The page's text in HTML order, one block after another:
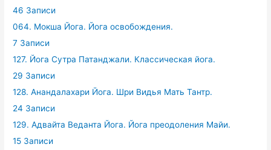
46 Записи
064. Мокша Йога. Йога освобождения.
7 Записи
127. Йога Сутра Патанджали. Классическая йога.
29 Записи
128. Анандалахари Йога. Шри Видья Мать Тантр.
24 Записи
129. Адвайта Веданта Йога. Йога преодоления Майи.
15 Записи